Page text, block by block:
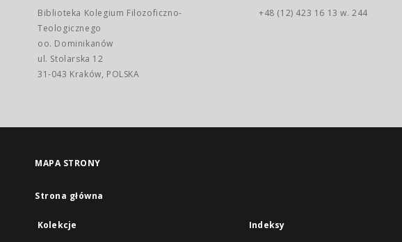
Biblioteka Kolegium Filozoficzno-
Teologicznego
oo. Dominikanów
ul. Stolarska 12
31-043 Kraków, POLSKA
+48 (12) 423 16 13 w. 244
MAPA STRONY
Strona główna
Kolekcje Indeksy